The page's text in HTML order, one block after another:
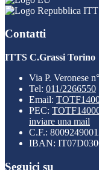
Contatti
ITTS C.Grassi Torino
Via P. Veronese
Tel: 011/2266550
Email:
PEC:
inviare una mail
C.F.:
IBAN:
Seguici su